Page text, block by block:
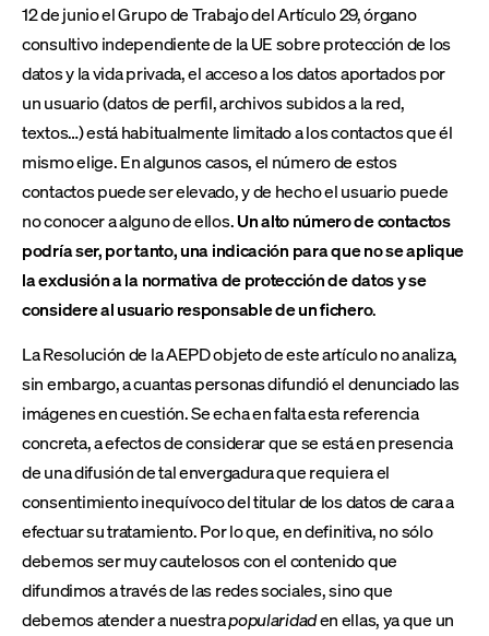
12 de junio el Grupo de Trabajo del Artículo 29, órgano
consultivo independiente de la UE sobre protección de los
datos y la vida privada, el acceso a los datos aportados por
un usuario (datos de perfil, archivos subidos a la red,
textos…) está habitualmente limitado a los contactos que él
mismo elige. En algunos casos, el número de estos
contactos puede ser elevado, y de hecho el usuario puede
no conocer a alguno de ellos.Un alto número de contactos
podría ser, por tanto, una indicación para que no se aplique
la exclusión a la normativa de protección de datos y se
considere al usuario responsable de un fichero.
La Resolución de la AEPD objeto de este artículo no analiza,
sin embargo, a cuantas personas difundió el denunciado las
imágenes en cuestión. Se echa en falta esta referencia
concreta, a efectos de considerar que se está en presencia
de una difusión de tal envergadura que requiera el
consentimiento inequívoco del titular de los datos de cara a
efectuar su tratamiento. Por lo que, en definitiva, no sólo
debemos ser muy cautelosos con el contenido que
difundimos a través de las redes sociales, sino que
debemos atender a nuestrapopularidaden ellas, ya que un